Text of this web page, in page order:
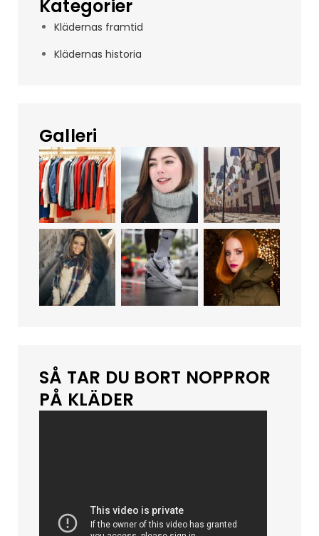
Kategorier
Klädernas framtid
Klädernas historia
Galleri
SÅ TAR DU BORT NOPPROR
PÅ KLÄDER